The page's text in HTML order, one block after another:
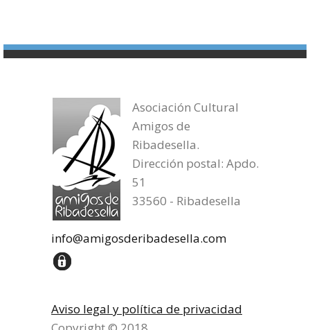
Asociación Cultural
Amigos de
Ribadesella.
Dirección postal: Apdo.
51
33560 - Ribadesella
info@amigosderibadesella.com
Aviso legal y política de privacidad